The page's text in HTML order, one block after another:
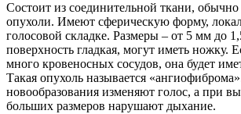
Состоит из соединительной ткани,
опухоли. Имеют сферическую форму,
голосовой складке. Размеры – от 5 мм до
поверхность гладкая, могут иметь ножку.
много кровеносных сосудов, она будет
Такая опухоль называется
новообразования изменяют голос, а при
больших размеров нарушают дыхание.